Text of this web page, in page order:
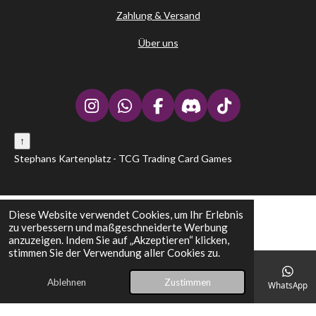
Diese Website verwendet Cookies, um Ihr Erlebnis
zu verbessern und maßgeschneiderte Werbung
anzuzeigen. Indem Sie auf „Akzeptieren“ klicken,
stimmen Sie der Verwendung aller Cookies zu.
Ablehnen Zustimmen
Zahlung & Versand
Über uns
I
n
t
r
a
m
W
h
t
p
p
F
a
e
o
k
D
i
c
d
T
i
T
↑
Stephans Kartenplatz - TCG Trading Card Games
E-Mail Telefon Karte Facebook WhatsApp